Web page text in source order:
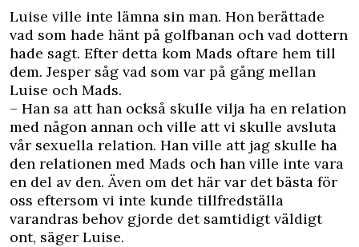
Luise ville inte lämna sin man. Hon berättade
vad som hade hänt på golfbanan och vad dottern
hade sagt. Efter detta kom Mads oftare hem till
dem. Jesper såg vad som var på gång mellan
Luise och Mads.
– Han sa att han också skulle vilja ha en relation
med någon annan och ville att vi skulle avsluta
vår sexuella relation. Han ville att jag skulle ha
den relationen med Mads och han ville inte vara
en del av den. Även om det här var det bästa för
oss eftersom vi inte kunde tillfredställa
varandras behov gjorde det samtidigt väldigt
ont, säger Luise.